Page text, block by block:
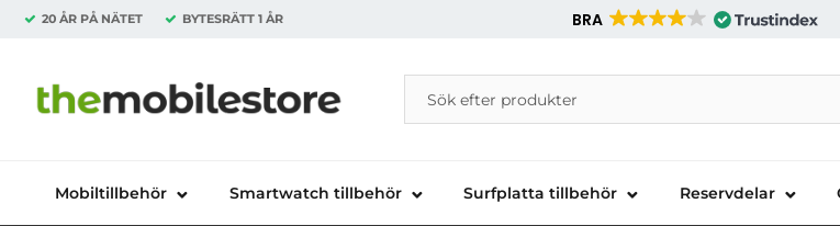
20 ÅR PÅ NÄTET BYTESRÄTT 1 ÅR BRA
Startsidan för Danira Telecom AB
Sök
Sök på Danira Telecom AB
Mobiltillbehör Smartwatch tillbehör Surfplatta tillbehör Reservdelar